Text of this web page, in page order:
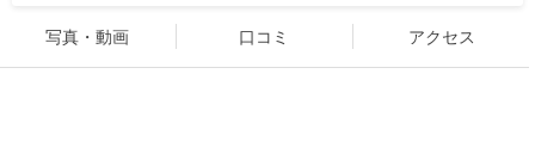
写真・動画 口コミ アクセス